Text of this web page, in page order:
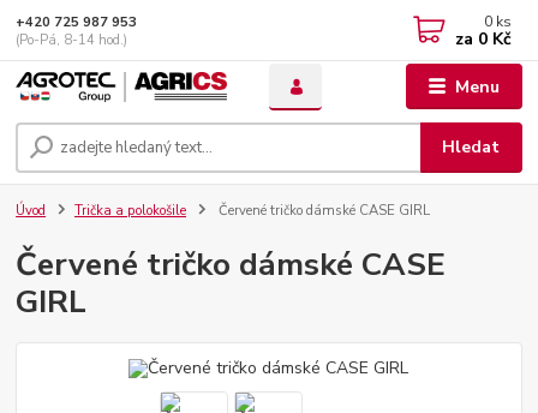
Menu
Hledat
+420 725 987 953
(Po-Pá, 8-14 hod.)
0 ks
za 0 Kč
Úvod Trička a polokošile Červené tričko dámské CASE GIRL
Červené tričko dámské CASE
GIRL